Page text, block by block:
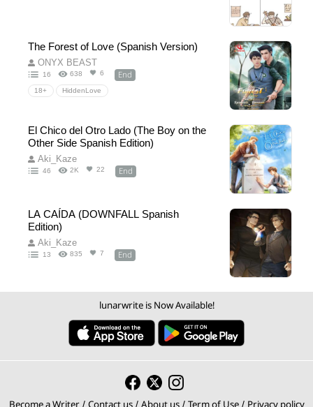
The Forest of Love (Spanish Version)
ONYX BEAST
16 638 6 End
18+ HiddenLove
El Chico del Otro Lado (The Boy on the
Other Side Spanish Edition)
Aki_Kaze
46 2K 22 End
LA CAÍDA (DOWNFALL Spanish
Edition)
Aki_Kaze
13 835 7 End
lunarwrite is Now Available!
/ / / /